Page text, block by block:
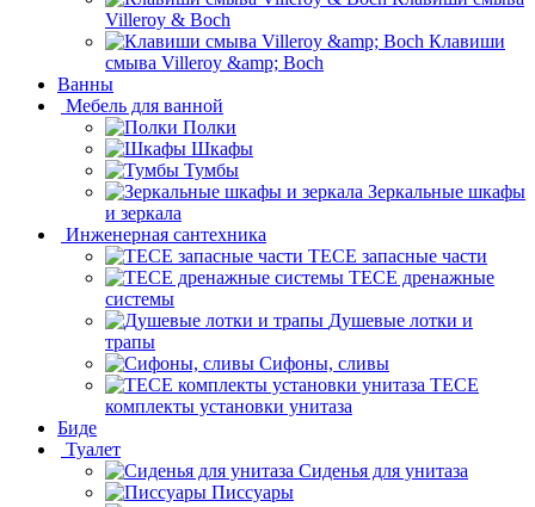
Villeroy & Boch
Клавиши
смыва Villeroy &amp; Boch
Ванны
Мебель для ванной
Полки
Шкафы
Тумбы
Зеркальные шкафы
и зеркала
Инженерная сантехника
TECE запасные части
TECE дренажные
системы
Душевые лотки и
трапы
Сифоны, сливы
TECE
комплекты установки унитаза
Биде
Туалет
Сиденья для унитаза
Писсуары